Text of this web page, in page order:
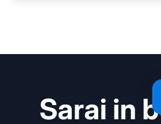
Sarai in